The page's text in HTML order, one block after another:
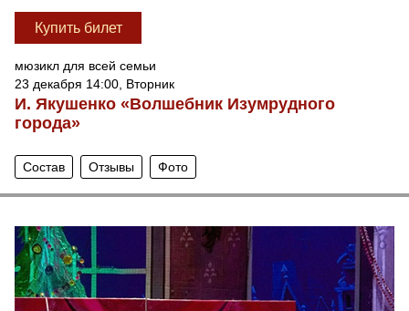
Купить билет
мюзикл для всей семьи
23 декабря 14:00, Вторник
И. Якушенко «Волшебник Изумрудного
города»
Состав Отзывы Фото